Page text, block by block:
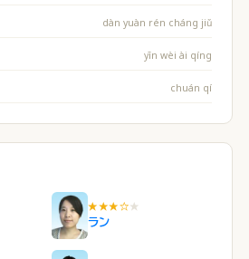
dàn yuàn rén cháng jiǔ
yīn wèi ài qíng
chuán qí
★★★☆ ★
ラン